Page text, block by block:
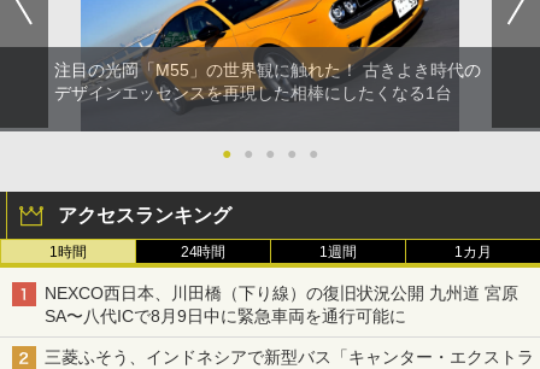
注目の光岡「M55」の世界観に触れた！ 古きよき時代の
デザインエッセンスを再現した相棒にしたくなる1台
● ● ● ● ●
アクセスランキング
1時間 24時間 1週間 1カ月
NEXCO西日本、川田橋（下り線）の復旧状況公開 九州道 宮原
SA〜八代ICで8月9日中に緊急車両を通行可能に
三菱ふそう、インドネシアで新型バス「キャンター・エクストラ